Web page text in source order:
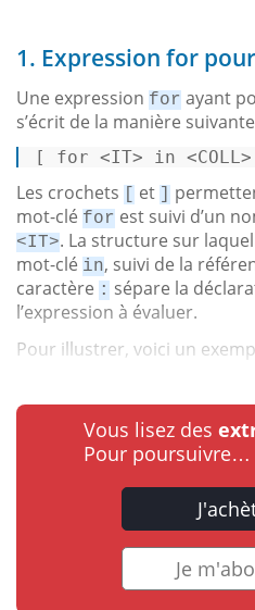
1. Expression for
Une expression for ayant
s’écrit de la manière
[ for <IT> in <COLL>
Les crochets et
mot-clé for est suivi d’un
<IT>. La structure sur
mot-clé in, suivi de la
caractère : sépare la
l’expression à évaluer.
Pour illustrer, voici un
Vous lisez des
Pour poursuivre…
Je